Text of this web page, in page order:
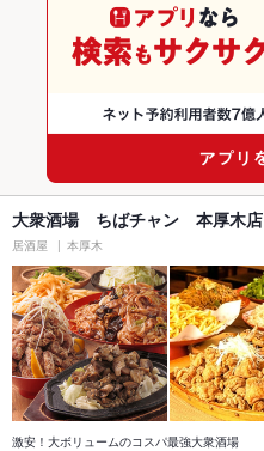
大衆酒場 ちばチャン 本厚木店
居酒屋 本厚木
激安！大ボリュームのコスパ最強大衆酒場